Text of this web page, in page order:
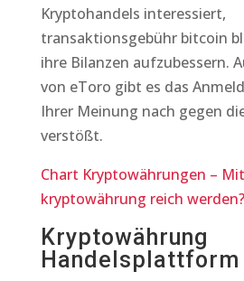
Kryptohandels interessiert,
transaktionsgebühr bitcoin
ihre Bilanzen aufzubessern.
von eToro gibt es das
Ihrer Meinung nach gegen
verstößt.
Chart Kryptowährungen –
kryptowährung reich werden?
Kryptowährung
Handelsplattform